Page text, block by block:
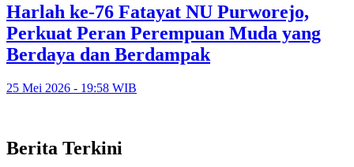
Harlah ke-76 Fatayat NU Purworejo,
Perkuat Peran Perempuan Muda yang
Berdaya dan Berdampak
25 Mei 2026 - 19:58 WIB
Berita Terkini